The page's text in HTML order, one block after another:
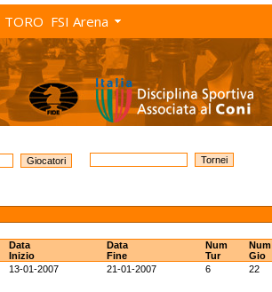
TORO FSI Arena
Data
Inizio
Data
Fine
Num
Tur
Num
Gio
13-01-2007 21-01-2007 6 22